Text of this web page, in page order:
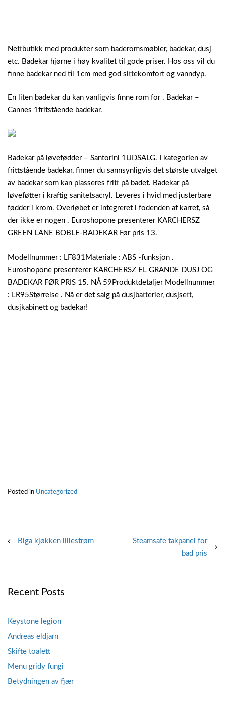
Nettbutikk med produkter som baderomsmøbler, badekar, dusj
etc. Badekar hjørne i høy kvalitet til gode priser. Hos oss vil du
finne badekar ned til 1cm med god sittekomfort og vanndyp.
En liten badekar du kan vanligvis finne rom for . Badekar –
Cannes 1fritstående badekar.
Badekar på løvefødder – Santorini 1UDSALG. I kategorien av
frittstående badekar, finner du sannsynligvis det største utvalget
av badekar som kan plasseres fritt på badet. Badekar på
løveføtter i kraftig sanitetsacryl. Leveres i hvid med justerbare
fødder i krom. Overløbet er integreret i fodenden af karret, så
der ikke er nogen . Euroshopone presenterer KARCHERSZ
GREEN LANE BOBLE-BADEKAR Før pris 13.
Modellnummer : LF831Materiale : ABS -funksjon .
Euroshopone presenterer KARCHERSZ EL GRANDE DUSJ OG
BADEKAR FØR PRIS 15. NÅ 59Produktdetaljer Modellnummer
: LR95Størrelse . Nå er det salg på dusjbatterier, dusjsett,
dusjkabinett og badekar!
Posted in Uncategorized
PostBiga kjøkken lillestrøm
Steamsafe takpanel for
bad pris
Recent Posts
Keystone legion
Andreas eldjarn
Skifte toalett
Menu gridy fungi
Betydningen av fjær